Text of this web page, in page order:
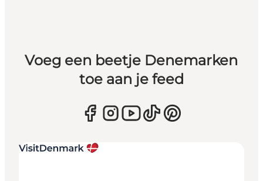
Voeg een beetje Denemarken
toe aan je feed